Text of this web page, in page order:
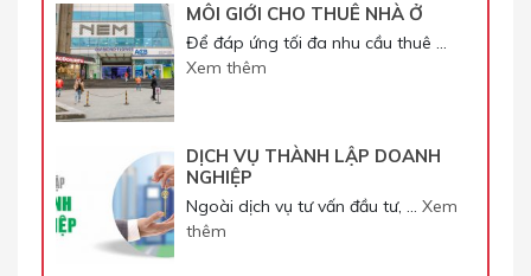
MÔI GIỚI CHO THUÊ NHÀ Ở
Để đáp ứng tối đa nhu cầu thuê …
Xem thêm
DỊCH VỤ THÀNH LẬP DOANH
NGHIỆP
Ngoài dịch vụ tư vấn đầu tư, … Xem
thêm